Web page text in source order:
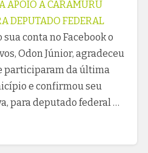
APOIO A CARAMURÚ
DEPUTADO FEDERAL
conta no Facebook o
Odon Júnior, agradeceu
participaram da última
e confirmou seu
para deputado federal …